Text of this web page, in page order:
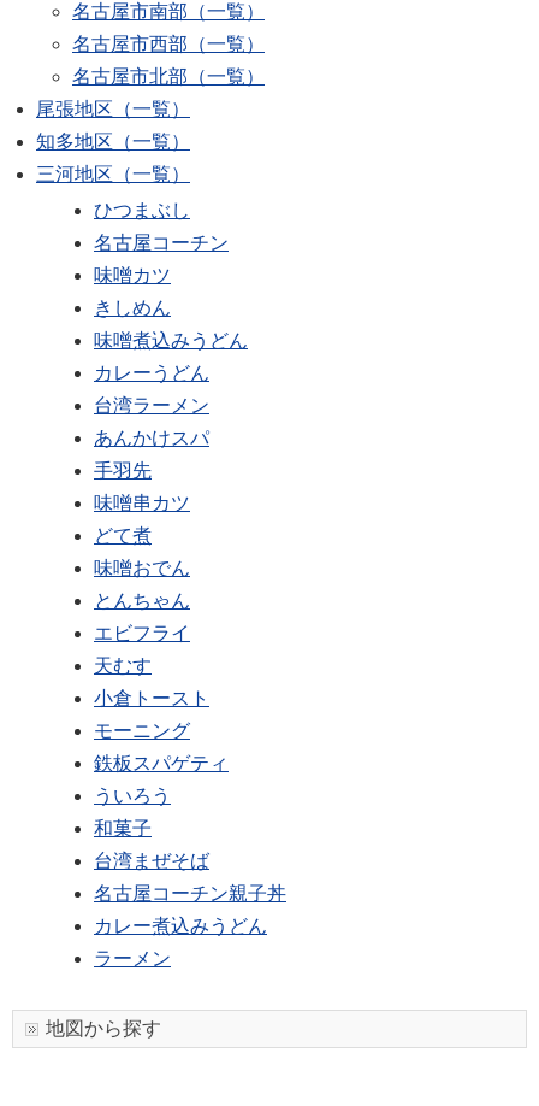
名古屋市南部（一覧）
名古屋市西部（一覧）
名古屋市北部（一覧）
尾張地区（一覧）
知多地区（一覧）
三河地区（一覧）
ひつまぶし
名古屋コーチン
味噌カツ
きしめん
味噌煮込みうどん
カレーうどん
台湾ラーメン
あんかけスパ
手羽先
味噌串カツ
どて煮
味噌おでん
とんちゃん
エビフライ
天むす
小倉トースト
モーニング
鉄板スパゲティ
ういろう
和菓子
台湾まぜそば
名古屋コーチン親子丼
カレー煮込みうどん
ラーメン
地図から探す